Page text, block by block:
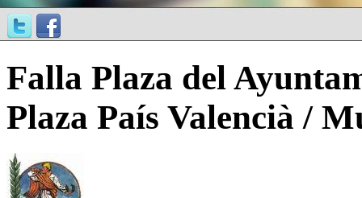
Falla Plaza del
Plaza País Valencià /